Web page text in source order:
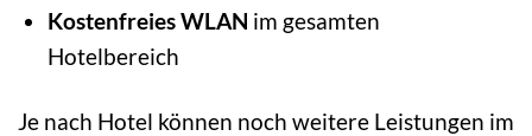
Kostenfreies WLAN im gesamten
Hotelbereich
Je nach Hotel können noch weitere Leistungen im